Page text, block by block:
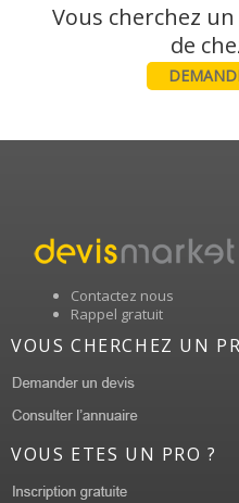
Vous cherchez
Contactez nous
Rappel gratuit
VOUS CHERCHEZ UN
VOUS ETES UN PRO ?